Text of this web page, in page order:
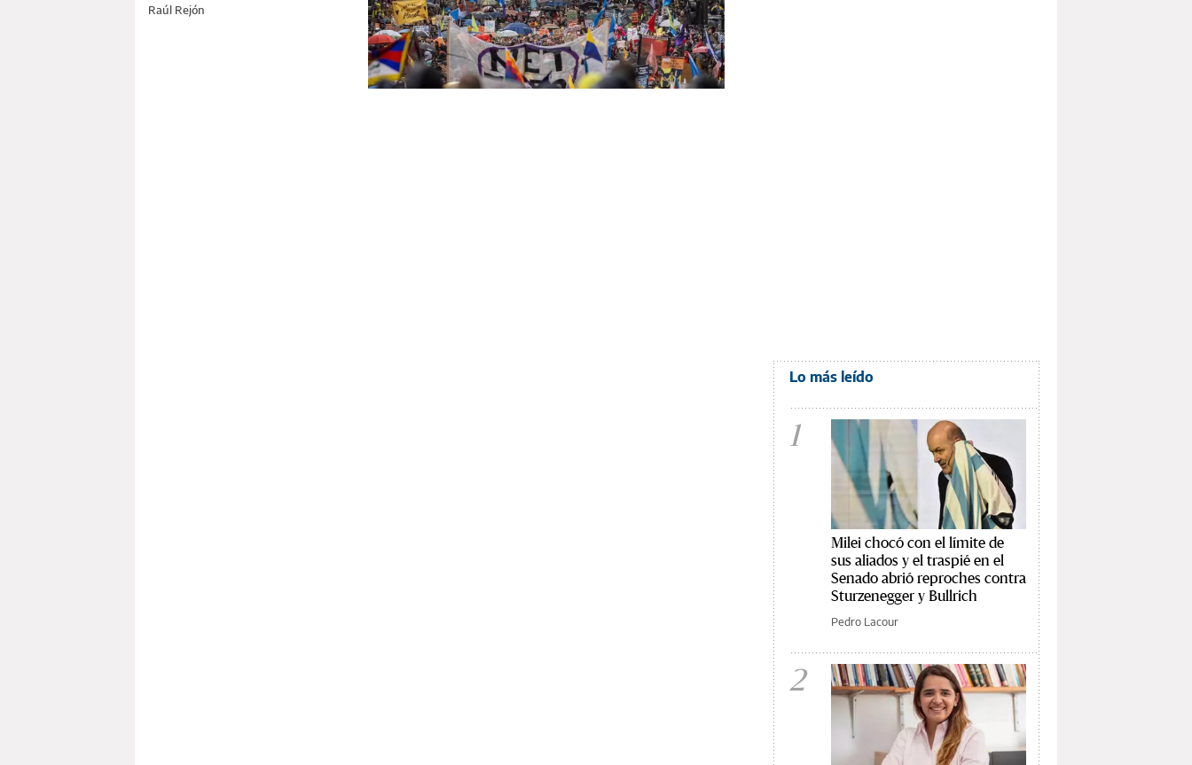
Raúl Rejón
Lo más leído
1
Milei chocó con el límite de
sus aliados y el traspié en el
Senado abrió reproches contra
Sturzenegger y Bullrich
Pedro Lacour
2